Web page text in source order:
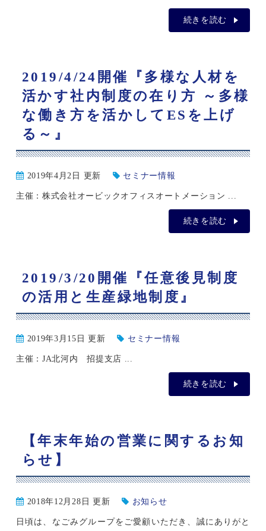
続きを読む
2019/4/24開催『多様な人材を
活かす社内制度の在り方 ～多様
な働き方を活かしてESを上げ
る～』
2019年4月2日 更新 セミナー情報
主催：株式会社オービックオフィスオートメーション ...
続きを読む
2019/3/20開催『任意後見制度
の活用と生産緑地制度』
2019年3月15日 更新 セミナー情報
主催：JA北河内 招提支店 ...
続きを読む
【年末年始の営業に関するお知
らせ】
2018年12月28日 更新 お知らせ
日頃は、なごみグループをご愛顧いただき、誠にありがと